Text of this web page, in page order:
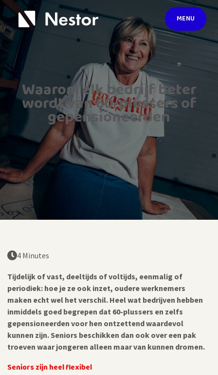
MENU
Waarom elk bedrijf beter
wordt van 60-plussers of
gepensioneerden
4 Minutes
Tijdelijk of vast, deeltijds of voltijds, eenmalig of
periodiek: hoe je ze ook inzet, oudere werknemers
maken echt wel het verschil. Heel wat bedrijven hebben
inmiddels goed begrepen dat 60-plussers en zelfs
gepensioneerden voor hen ontzettend waardevol
kunnen zijn. Seniors beschikken dan ook over een pak
troeven waar jongeren alleen maar van kunnen dromen.
Seniors zijn heel flexibel